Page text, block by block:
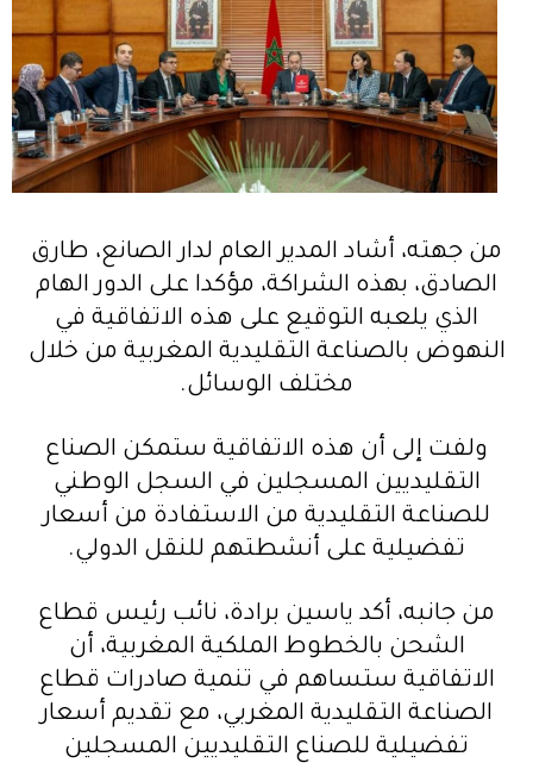
من جهته، أشاد المدير العام لدار الصانع، طارق
الصادق، بهذه الشراكة، مؤكدا على الدور الهام
الذي يلعبه التوقيع على هذه الاتفاقية في
النهوض بالصناعة التقليدية المغربية من خلال
مختلف الوسائل.
ولفت إلى أن هذه الاتفاقية ستمكن الصناع
التقليديين المسجلين في السجل الوطني
للصناعة التقليدية من الاستفادة من أسعار
تفضيلية على أنشطتهم للنقل الدولي.
من جانبه، أكد ياسين برادة، نائب رئيس قطاع
الشحن بالخطوط الملكية المغربية، أن
الاتفاقية ستساهم في تنمية صادرات قطاع
الصناعة التقليدية المغربي، مع تقديم أسعار
تفضيلية للصناع التقليديين المسجلين